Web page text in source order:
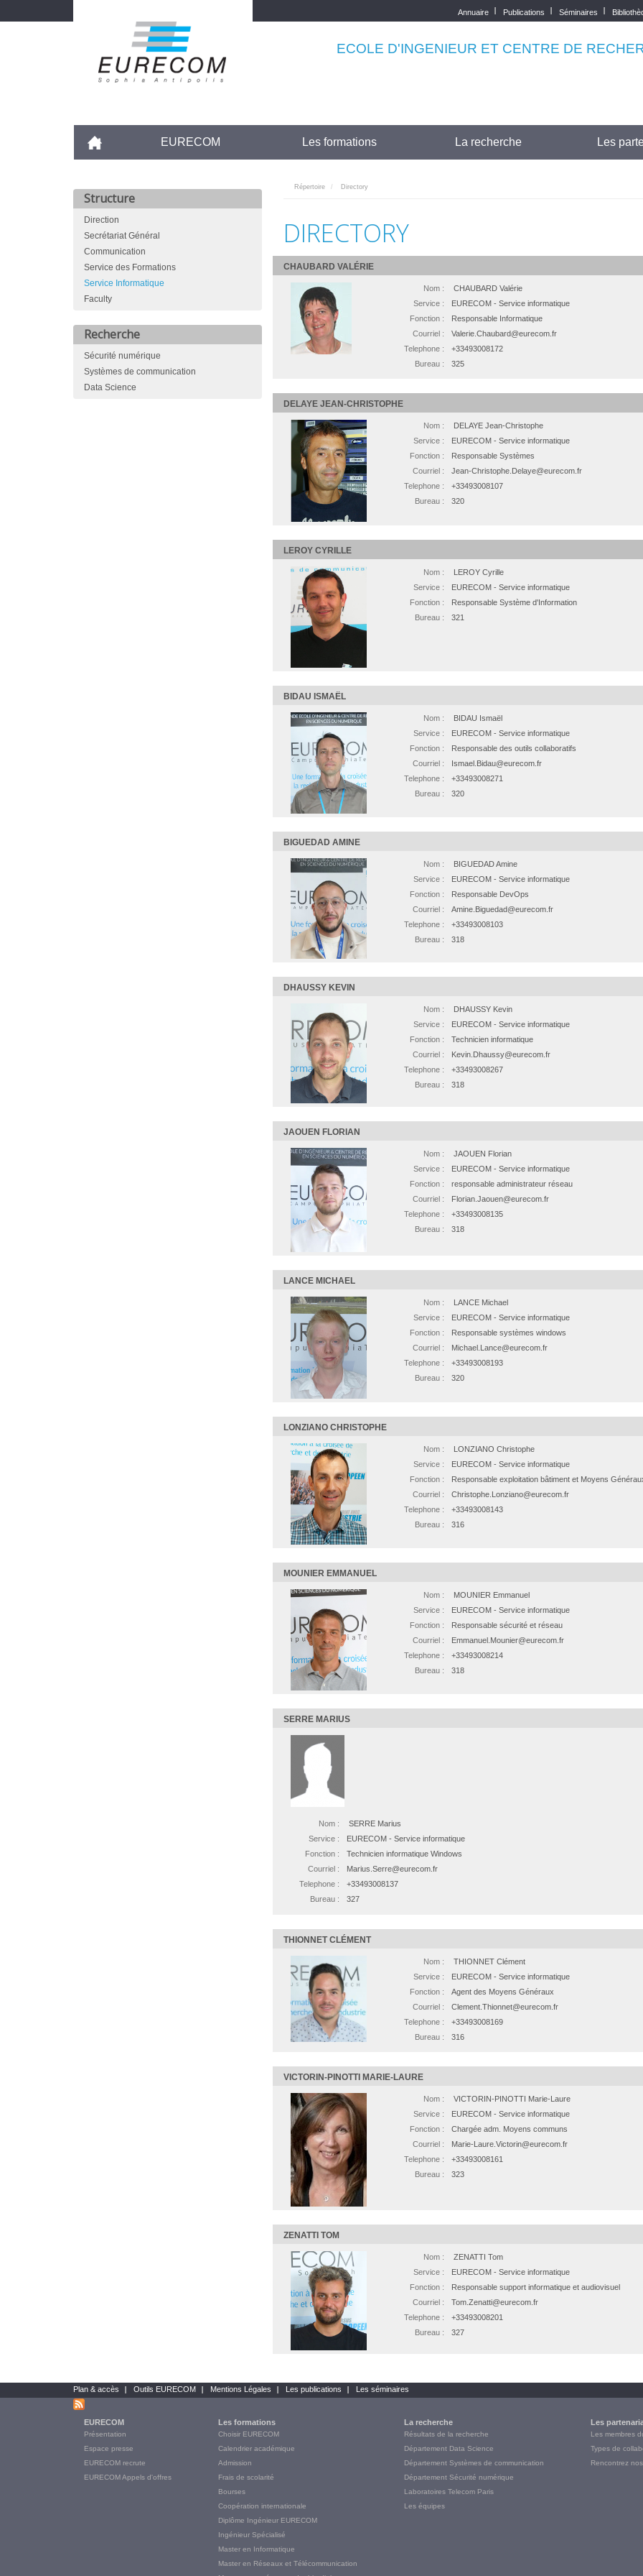
Top
Annuaire Publications Séminaires
ECOLE D'INGENIEUR ET CENTRE DE
Accueil EURECOM Les formations La recherche Les
Structure
Direction
Secrétariat Général
Communication
Service des Formations
Service Informatique
Faculty
Recherche
Sécurité numérique
Systèmes de communication
Data Science
Répertoire Directory
DIRECTORY
CHAUBARD VALÉRIE
Nom :
CHAUBARD Valérie
Service :
EURECOM - Service informatique
Fonction :
Responsable Informatique
Courriel :
Valerie.Chaubard@eurecom.fr
Telephone :
+33493008172
Bureau :
325
DELAYE JEAN-CHRISTOPHE
Nom :
DELAYE Jean-Christophe
Service :
EURECOM - Service informatique
Fonction :
Responsable Systèmes
Courriel :
Jean-Christophe.Delaye@eurecom.fr
Telephone :
+33493008107
Bureau :
320
LEROY CYRILLE
Nom :
LEROY Cyrille
Service :
EURECOM - Service informatique
Fonction :
Responsable Système d'Information
Bureau :
321
BIDAU ISMAËL
Nom :
BIDAU Ismaël
Service :
EURECOM - Service informatique
Fonction :
Responsable des outils collaboratifs
Courriel :
Ismael.Bidau@eurecom.fr
Telephone :
+33493008271
Bureau :
320
BIGUEDAD AMINE
Nom :
BIGUEDAD Amine
Service :
EURECOM - Service informatique
Fonction :
Responsable DevOps
Courriel :
Amine.Biguedad@eurecom.fr
Telephone :
+33493008103
Bureau :
318
DHAUSSY KEVIN
Nom :
DHAUSSY Kevin
Service :
EURECOM - Service informatique
Fonction :
Technicien informatique
Courriel :
Kevin.Dhaussy@eurecom.fr
Telephone :
+33493008267
Bureau :
318
JAOUEN FLORIAN
Nom :
JAOUEN Florian
Service :
EURECOM - Service informatique
Fonction :
responsable administrateur réseau
Courriel :
Florian.Jaouen@eurecom.fr
Telephone :
+33493008135
Bureau :
318
LANCE MICHAEL
Nom :
LANCE Michael
Service :
EURECOM - Service informatique
Fonction :
Responsable systèmes windows
Courriel :
Michael.Lance@eurecom.fr
Telephone :
+33493008193
Bureau :
320
LONZIANO CHRISTOPHE
Nom :
LONZIANO Christophe
Service :
EURECOM - Service informatique
Fonction :
Responsable exploitation bâtiment et Moyens
Courriel :
Christophe.Lonziano@eurecom.fr
Telephone :
+33493008143
Bureau :
316
MOUNIER EMMANUEL
Nom :
MOUNIER Emmanuel
Service :
EURECOM - Service informatique
Fonction :
Responsable sécurité et réseau
Courriel :
Emmanuel.Mounier@eurecom.fr
Telephone :
+33493008214
Bureau :
318
SERRE MARIUS
Nom :
SERRE Marius
Service :
EURECOM - Service informatique
Fonction :
Technicien informatique Windows
Courriel :
Marius.Serre@eurecom.fr
Telephone :
+33493008137
Bureau :
327
THIONNET CLÉMENT
Nom :
THIONNET Clément
Service :
EURECOM - Service informatique
Fonction :
Agent des Moyens Généraux
Courriel :
Clement.Thionnet@eurecom.fr
Telephone :
+33493008169
Bureau :
316
VICTORIN-PINOTTI MARIE-LAURE
Nom :
VICTORIN-PINOTTI Marie-Laure
Service :
EURECOM - Service informatique
Fonction :
Chargée adm. Moyens communs
Courriel :
Marie-Laure.Victorin@eurecom.fr
Telephone :
+33493008161
Bureau :
323
ZENATTI TOM
Nom :
ZENATTI Tom
Service :
EURECOM - Service informatique
Fonction :
Responsable support informatique et audiovisuel
Courriel :
Tom.Zenatti@eurecom.fr
Telephone :
+33493008201
Bureau :
327
Bottom
links
Plan & accès Outils EURECOM Mentions Légales Les publications Les séminaires
Main
Menu
Final
EURECOM
Présentation
Espace presse
EURECOM recrute
EURECOM Appels d'offres
Les formations
Choisir EURECOM
Calendrier académique
Admission
Frais de scolarité
Bourses
Coopération internationale
Diplôme Ingénieur EURECOM
Ingénieur Spécialisé
Master en Informatique
Master en Réseaux et Télécommunication
La recherche
Résultats de la recherche
Département Data Science
Département Systèmes de communication
Département Sécurité numérique
Laboratoires Telecom Paris
Les équipes
Les
Les membres
Types de
Rencontrez